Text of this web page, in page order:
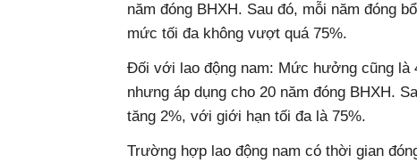
năm đóng BHXH. Sau đó, mỗi năm đóng
mức tối đa không vượt quá 75%.
Đối với lao động nam: Mức hưởng cũng là
nhưng áp dụng cho 20 năm đóng BHXH.
tăng 2%, với giới hạn tối đa là 75%.
Trường hợp lao động nam có thời gian